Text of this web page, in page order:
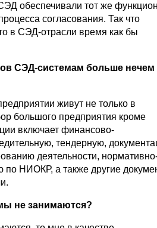
обеспечивали тот же
согласования. Так что
в СЭД-отрасли время как бы
СЭД-системам больше нечем
живут не только в
большого предприятия кроме
включает финансово-
тендерную,
деятельности,
по НИОКР, а также другие
не занимаются?